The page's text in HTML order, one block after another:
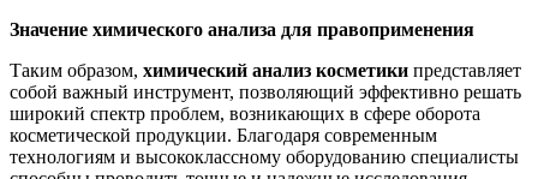
Значение химического анализа для правоприменения
Таким образом, химический анализ косметики представляет
собой важный инструмент, позволяющий эффективно решать
широкий спектр проблем, возникающих в сфере оборота
косметической продукции. Благодаря современным
технологиям и высококлассному оборудованию специалисты